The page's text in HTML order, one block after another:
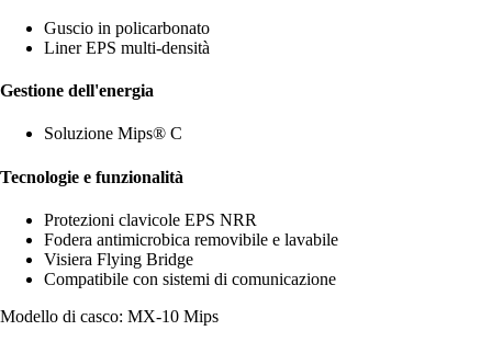
Guscio in policarbonato
Liner EPS multi-densità
Gestione dell'energia
Soluzione Mips® C
Tecnologie e funzionalità
Protezioni clavicole EPS NRR
Fodera antimicrobica removibile e lavabile
Visiera Flying Bridge
Compatibile con sistemi di comunicazione
Modello di casco: MX-10 Mips